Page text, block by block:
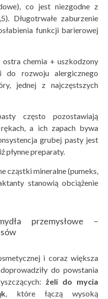
co jest niezgodne z
Długotrwałe zaburzenie
funkcji barierowej
ostra chemia + uszkodzony
do rozwoju alergicznego
jednej z najczęstszych
często pozostawiają
a ich zapach bywa
grubej pasty jest
płynne preparaty.
cząstki mineralne (pumeks,
stanowią obciążenie
przemysłowe –
i coraz większa
do powstania
żeli do mycia
, które łączą wysoką